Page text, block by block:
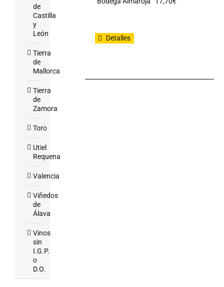
Detalles
de
Castilla
y
León
Tierra
de
Mallorca
Tierra
de
Zamora
Toro
Utiel
Requena
Valencia
Viñedos
de
Álava
Vinos
sin
I.G.P.
o
D.O.